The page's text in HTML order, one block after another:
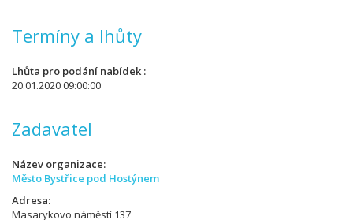
Termíny a lhůty
Lhůta pro podání nabídek
20.01.2020 09:00:00
Zadavatel
Název organizace
Město Bystřice pod Hostýnem
Adresa
Masarykovo náměstí 137